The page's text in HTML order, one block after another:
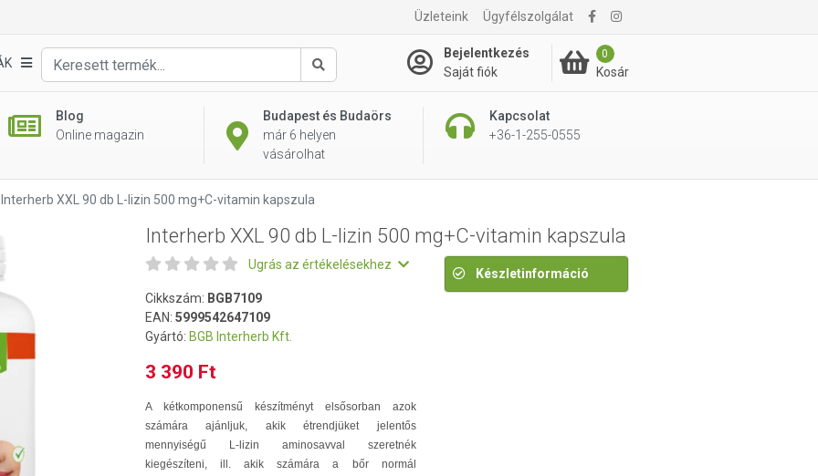
Üzleteink Ügyfélszolgálat
Keresés
Bejelentkezés
Saját fiók
0
Kosár
Blog
Online magazin
Budapest és Budaörs
már 6 helyen
vásárolhat
Kapcsolat
+36-1-255-0555
3 390 Ft
Interherb XXL 90 db L-lizin 500 mg+C-vitamin kapszula
Interherb XXL 90 db L-lizin 500 mg+C-vitamin kapszula
Ugrás az értékelésekhez
Cikkszám: BGB7109
EAN: 5999542647109
Gyártó: BGB Interherb Kft.
3 390 Ft
A kétkomponensű készítményt elsősorban azok
számára ajánljuk, akik étrendjüket jelentős
mennyiségű L-lizin aminosavval szeretnék
kiegészíteni, ill. akik számára a bőr normál
Készletinformáció